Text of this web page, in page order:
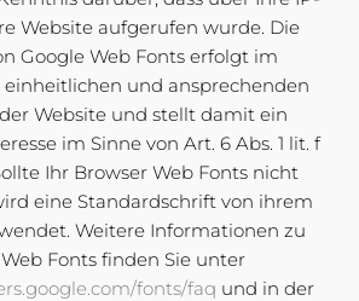
Website aufgerufen wurde. Die
Google Web Fonts erfolgt im
einheitlichen und ansprechenden
Website und stellt damit ein
im Sinne von Art. 6 Abs. 1 lit. f
Ihr Browser Web Fonts nicht
eine Standardschrift von ihrem
Weitere Informationen zu
Fonts finden Sie unter
fonts/faq und in der